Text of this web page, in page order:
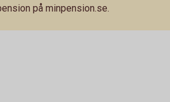
på minpension.se.